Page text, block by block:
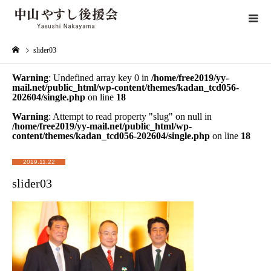
slider03
Warning: Undefined array key 0 in /home/free2019/yy-
mail.net/public_html/wp-content/themes/kadan_tcd056-
202604/single.php on line 18
Warning: Attempt to read property "slug" on null in
/home/free2019/yy-mail.net/public_html/wp-
content/themes/kadan_tcd056-202604/single.php on line 18
2019.11.22
slider03